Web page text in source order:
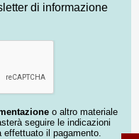
di informazione
o altro materiale
seguire le indicazioni
il pagamento.